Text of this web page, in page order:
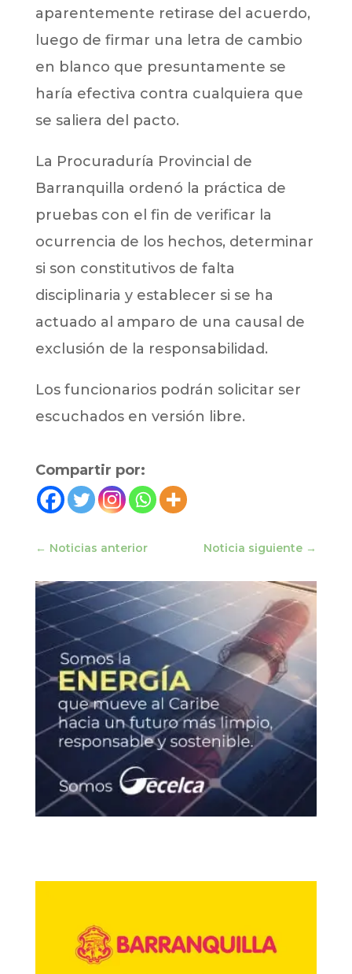
aparentemente retirase del acuerdo,
luego de firmar una letra de cambio
en blanco que presuntamente se
haría efectiva contra cualquiera que
se saliera del pacto.
La Procuraduría Provincial de
Barranquilla ordenó la práctica de
pruebas con el fin de verificar la
ocurrencia de los hechos, determinar
si son constitutivos de falta
disciplinaria y establecer si se ha
actuado al amparo de una causal de
exclusión de la responsabilidad.
Los funcionarios podrán solicitar ser
escuchados en versión libre.
Compartir por:
← Noticias anterior Noticia siguiente →